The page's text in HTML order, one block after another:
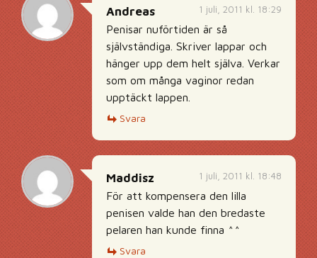
1 juli, 2011 kl. 18:29
Andreas
Penisar nuförtiden är så
självständiga. Skriver lappar och
hänger upp dem helt själva. Verkar
som om många vaginor redan
upptäckt lappen.
Svara
1 juli, 2011 kl. 18:48
Maddisz
För att kompensera den lilla
penisen valde han den bredaste
pelaren han kunde finna ^^
Svara